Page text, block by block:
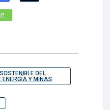
DEL
ENERGÍA Y MINAS